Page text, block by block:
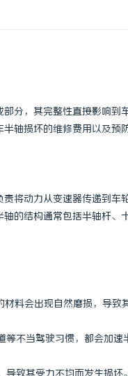
分，其完整性直接影响
轴损坏的维修费用以及预
将动力从变速器传递到
的结构通常包括半轴杆、
料会出现自然磨损，导致
不当驾驶习惯，都会加速